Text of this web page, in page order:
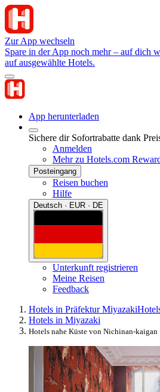
Zur App wechseln
Spare in der App noch mehr – auf dich
auf ausgewählte Hotels.
App herunterladen
Sichere dir Sofortrabatte dank
Anmelden
Mehr zu Hotels.com
Posteingang
Reisen buchen
Hilfe
Deutsch · EUR · DE
Unterkunft registrieren
Meine Reisen
Feedback
Hotels in Präfektur Miyazaki
Hotels in Miyazaki
Hotels nahe Küste von Nichinan-kaigan